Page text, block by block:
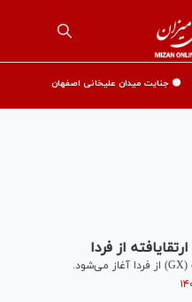
🟡 جنایت میدان علیخانی اصفهان